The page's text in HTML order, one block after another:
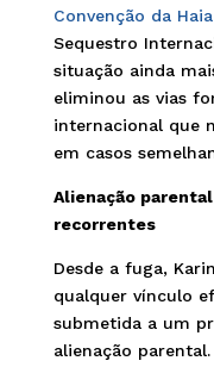
Convenção da Haia
Sequestro
situação ainda
eliminou as vias
internacional que
em casos
Alienação
recorrentes
Desde a fuga,
qualquer vínculo
submetida a um
alienação